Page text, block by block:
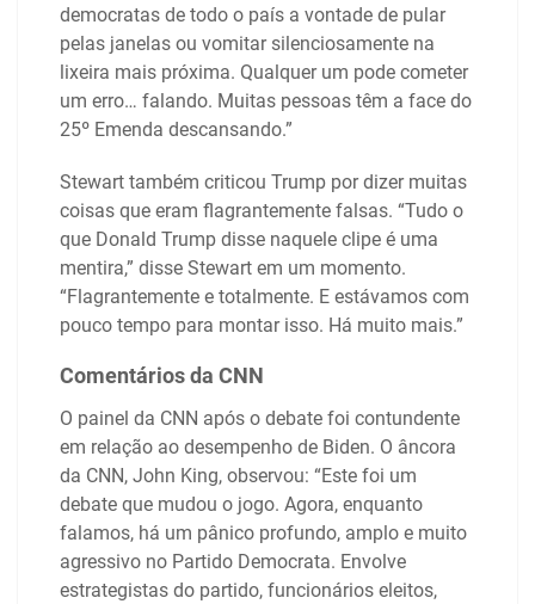
democratas de todo o país a vontade de pular
pelas janelas ou vomitar silenciosamente na
lixeira mais próxima. Qualquer um pode cometer
um erro… falando. Muitas pessoas têm a face do
25º Emenda descansando.”
Stewart também criticou Trump por dizer muitas
coisas que eram flagrantemente falsas. “Tudo o
que Donald Trump disse naquele clipe é uma
mentira,” disse Stewart em um momento.
“Flagrantemente e totalmente. E estávamos com
pouco tempo para montar isso. Há muito mais.”
Comentários da CNN
O painel da CNN após o debate foi contundente
em relação ao desempenho de Biden. O âncora
da CNN, John King, observou: “Este foi um
debate que mudou o jogo. Agora, enquanto
falamos, há um pânico profundo, amplo e muito
agressivo no Partido Democrata. Envolve
estrategistas do partido, funcionários eleitos,